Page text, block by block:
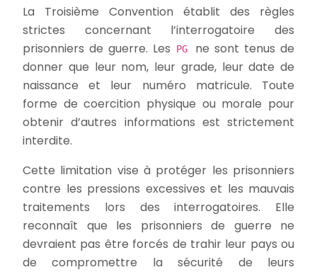
La Troisième Convention établit des règles
strictes concernant l’interrogatoire des
prisonniers de guerre. Les
PG ne sont tenus de
donner que leur nom, leur grade, leur date de
naissance et leur numéro matricule. Toute
forme de coercition physique ou morale pour
obtenir d’autres informations est strictement
interdite.
Cette limitation vise à protéger les prisonniers
contre les pressions excessives et les mauvais
traitements lors des interrogatoires. Elle
reconnaît que les prisonniers de guerre ne
devraient pas être forcés de trahir leur pays ou
de compromettre la sécurité de leurs